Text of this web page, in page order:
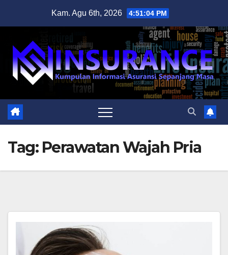
Kam. Agu 6th, 2026 4:51:04 PM
Tag: Perawatan Wajah Pria